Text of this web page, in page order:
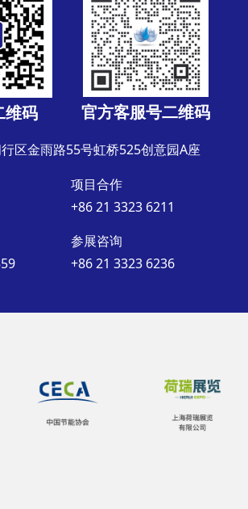
维码 官方客服号二维码
区金雨路55号虹桥525创意园A座
项目合作
+86 21 3323 6211
参展咨询
+86 21 3323 6236